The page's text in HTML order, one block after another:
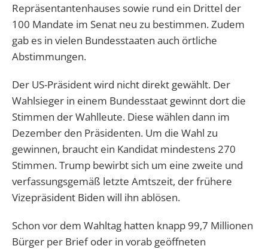
Repräsentantenhauses sowie rund ein Drittel der
100 Mandate im Senat neu zu bestimmen. Zudem
gab es in vielen Bundesstaaten auch örtliche
Abstimmungen.
Der US-Präsident wird nicht direkt gewählt. Der
Wahlsieger in einem Bundesstaat gewinnt dort die
Stimmen der Wahlleute. Diese wählen dann im
Dezember den Präsidenten. Um die Wahl zu
gewinnen, braucht ein Kandidat mindestens 270
Stimmen. Trump bewirbt sich um eine zweite und
verfassungsgemäß letzte Amtszeit, der frühere
Vizepräsident Biden will ihn ablösen.
Schon vor dem Wahltag hatten knapp 99,7 Millionen
Bürger per Brief oder in vorab geöffneten